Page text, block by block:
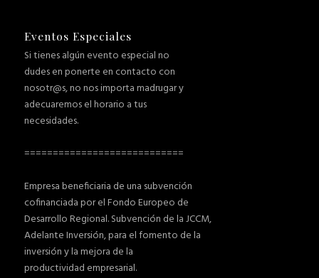
Eventos Especiales
Si tienes algún evento especial no
dudes en ponerte en contacto con
nosotr@s, no nos importa madrugar y
adecuaremos el horario a tus
necesidades.
============================
Empresa beneficiaria de una subvención
cofinanciada por el Fondo Europeo de
Desarrollo Regional. Subvención de la JCCM,
Adelante Inversión, para el fomento de la
inversión y la mejora de la
productividad empresarial.